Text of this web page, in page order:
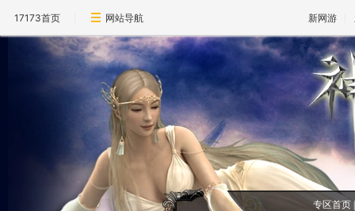
17173首页 网站导航 新网游
专区首页